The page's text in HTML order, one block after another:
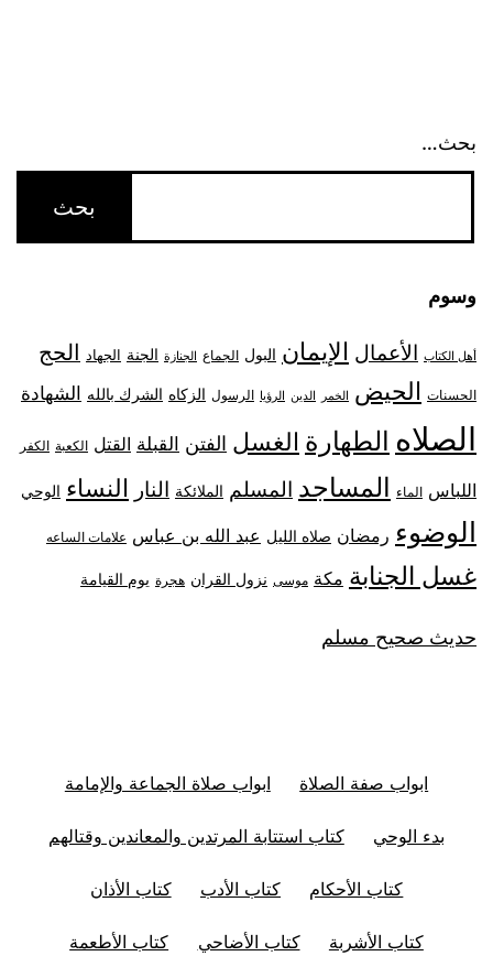
بحث…
وسوم
أهل الكتاب الأعمال الإيمان البول الجماع الجنازة الجنة الجهاد الحج
الحسنات الحيض الخمر الدين الرؤيا الرسول الزكاه الشرك بالله الشهادة
الصلاه الطهارة الغسل الفتن القبلة القتل الكعبة الكفر
اللباس الماء المساجد المسلم الملائكة النار النساء الوحي
الوضوء رمضان صلاه الليل عبد الله بن عباس علامات الساعه
غسل الجنابة مكة موسى نزول القران هجرة يوم القيامة
حديث صحيح مسلم
ابواب صفة الصلاة ابواب صلاة الجماعة والإمامة
بدء الوحي كتاب استتابة المرتدين والمعاندين وقتالهم
كتاب الأحكام كتاب الأدب كتاب الأذان
كتاب الأشربة كتاب الأضاحي كتاب الأطعمة